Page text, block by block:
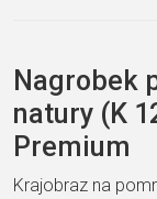
Nagrobek
natury (K
Premium
Krajobraz na